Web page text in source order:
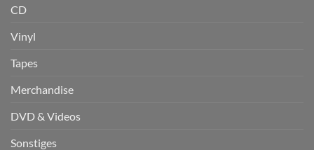
CD
Vinyl
Tapes
Merchandise
DVD & Videos
Sonstiges